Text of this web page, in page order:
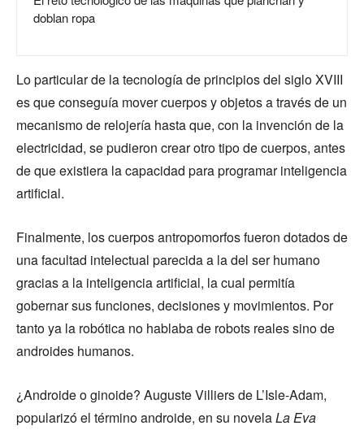
doblan ropa
Lo particular de la tecnología de principios del siglo XVIII
es que conseguía mover cuerpos y objetos a través de un
mecanismo de relojería hasta que, con la invención de la
electricidad, se pudieron crear otro tipo de cuerpos, antes
de que existiera la capacidad para programar inteligencia
artificial.
Finalmente, los cuerpos antropomorfos fueron dotados de
una facultad intelectual parecida a la del ser humano
gracias a la inteligencia artificial, la cual permitía
gobernar sus funciones, decisiones y movimientos. Por
tanto ya la robótica no hablaba de robots reales sino de
androides humanos.
¿Androide o ginoide? Auguste Villiers de L’Isle-Adam,
popularizó el término androide, en su novelaLa Eva